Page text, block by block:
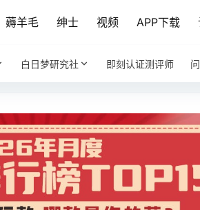
薅羊毛 绅士 视频 APP下载
白日梦研究社 即刻认证测评师